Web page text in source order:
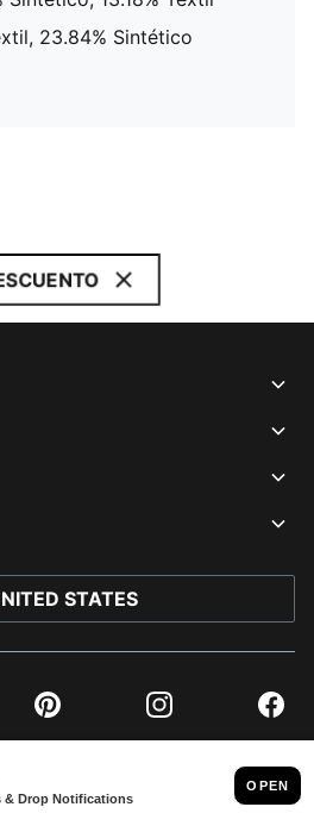
23.84% Sintético
STATES
Pinterest Instagram
© PUMA NORTH AMERICA, INC.
IMPRINT AND LEGAL DATA